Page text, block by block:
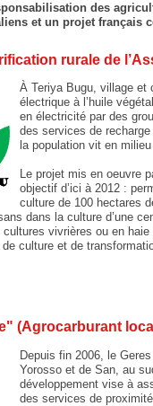
des
et un projet français
rurale de
À Teriya Bugu, village et
électrique à l’huile
en électricité par des
des services de
la population vit en
Le projet mis en oeuvre
objectif d’ici à 2012 :
culture de 100 hectares
dans la culture d’une
vivrières ou en
culture et de
(Agrocarburant
Depuis fin 2006, le
Yorosso et de San, au
développement vise à
des services de